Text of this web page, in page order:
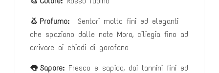
👃 Profumo:
Sentori molto fini ed eleganti
che spaziano dalle note Mora, ciliegia fino ad
arrivare ai chiodi di garofano
👅 Sapore: Fresco e sapido, dai tannini fini ed